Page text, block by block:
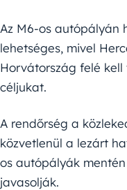
Az M6-os autópályán
lehetséges, mivel
Horvátország felé
céljukat.
A rendőrség a
közvetlenül a lezárt
os autópályák
javasolják.